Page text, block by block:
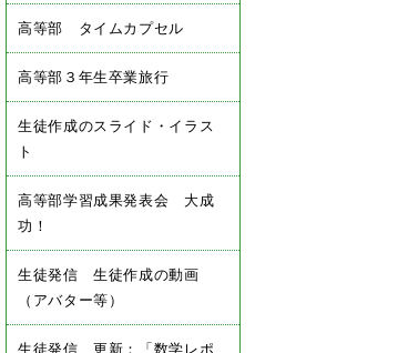
高等部 タイムカプセル
高等部３年生卒業旅行
生徒作成のスライド・イラス
ト
高等部学習成果発表会 大成
功！
生徒発信 生徒作成の動画
（アバター等）
生徒発信 更新：「数学レポ